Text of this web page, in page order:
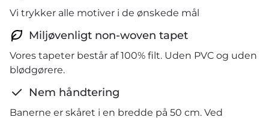
Vi trykker alle motiver i de ønskede mål
Miljøvenligt non-woven tapet
Vores tapeter består af 100% filt. Uden PVC og uden
blødgørere.
Nem håndtering
Banerne er skåret i en bredde på 50 cm. Ved